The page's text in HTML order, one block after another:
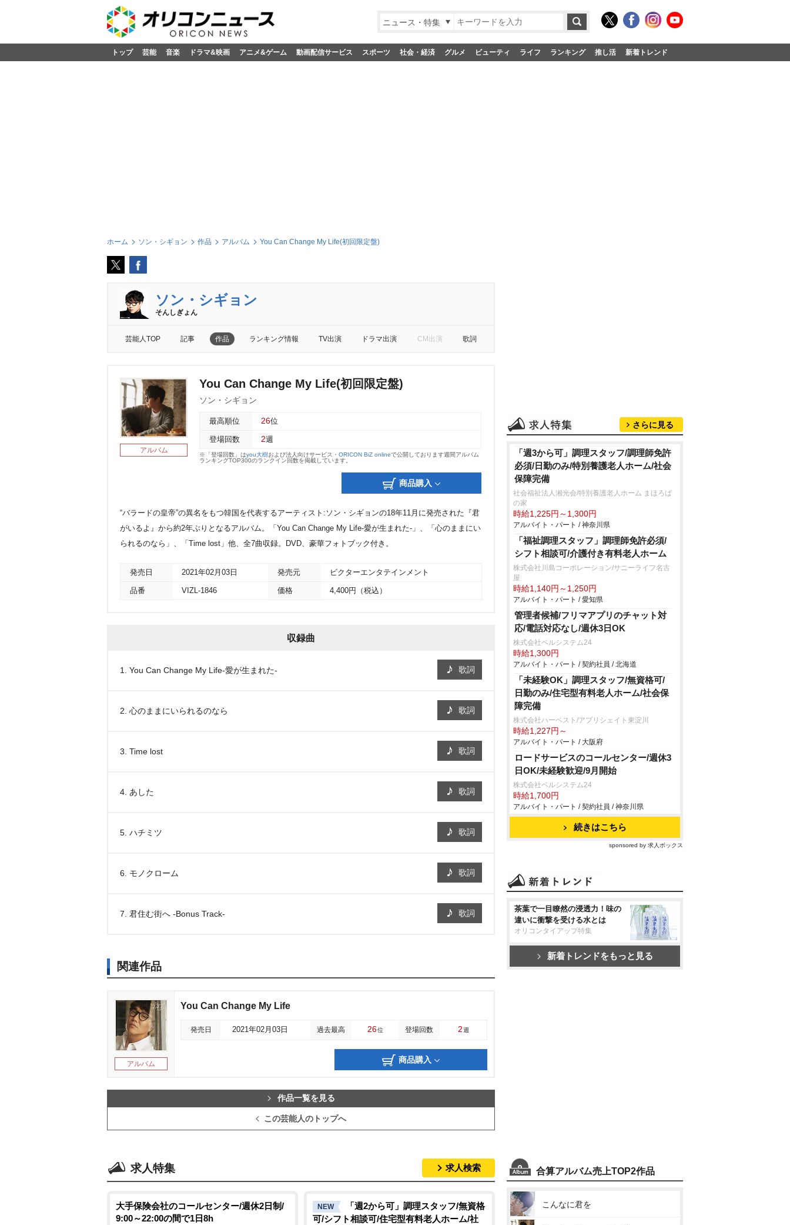
ニュース・特集
トップ 芸能 音楽 ドラマ&映画 アニメ&ゲーム 動画配信サービス スポーツ 社会・経済 グルメ ビューティ ライフ ランキング 推し活 新着トレンド
ホーム ソン・シギョン 作品 アルバム You Can Change My Life(初回限定盤)
ソン・シギョン
そんしぎょん
芸能人TOP 記事 作品 ランキング情報 TV出演 ドラマ出演 CM出演 歌詞
アルバム
You Can Change My Life(初回限定盤)
ソン・シギョン
最高順位 26位
登場回数 2週
※「登場回数」はyou大樹および法人向けサービス・ ORICON BiZ onlineで公開しております週間アルバム
ランキングTOP300のランクイン回数を掲載しています。
商品購入
“バラードの皇帝”の異名をもつ韓国を代表するアーティスト:ソン・シギョンの18年11月に発売された『君
がいるよ』から約2年ぶりとなるアルバム。「You Can Change My Life-愛が生まれた-」、「心のままにい
られるのなら」、「Time lost」他、全7曲収録。DVD、豪華フォトブック付き。
発売日 2021年02月03日 発売元 ビクターエンタテインメント
品番 VIZL-1846 価格 4,400円（税込）
収録曲
1. You Can Change My Life-愛が生まれた- 歌詞
2. 心のままにいられるのなら 歌詞
3. Time lost 歌詞
4. あした 歌詞
5. ハチミツ 歌詞
6. モノクローム 歌詞
7. 君住む街へ -Bonus Track- 歌詞
関連作品
アルバム
You Can Change My Life
発売日 2021年02月03日 過去最高 26位 登場回数 2週
商品購入
作品一覧を見る
この芸能人のトップへ
求人特集 求人検索
大手保険会社のコールセンター/週休2日制/
9:00～22:00の間で1日8h
NEW
「週2から可」調理スタッフ/無資格
可/シフト相談可/住宅型有料老人ホーム/社
さらに見る
「週3から可」調理スタッフ/調理師免許
必須/日勤のみ/特別養護老人ホーム/社会
保障完備
社会福祉法人湘光会/特別養護老人ホーム まほろば
の家
時給1,225円～1,300円
アルバイト・パート / 神奈川県
「福祉調理スタッフ」調理師免許必須/
シフト相談可/介護付き有料老人ホーム
株式会社川島コーポレーション/サニーライフ名古
屋
時給1,140円～1,250円
アルバイト・パート / 愛知県
管理者候補/フリマアプリのチャット対
応/電話対応なし/週休3日OK
株式会社ベルシステム24
時給1,300円
アルバイト・パート / 契約社員 / 北海道
「未経験OK」調理スタッフ/無資格可/
日勤のみ/住宅型有料老人ホーム/社会保
障完備
株式会社ハーベスト/アプリシェイト東淀川
時給1,227円～
アルバイト・パート / 大阪府
ロードサービスのコールセンター/週休3
日OK/未経験歓迎/9月開始
株式会社ベルシステム24
時給1,700円
アルバイト・パート / 契約社員 / 神奈川県
続きはこちら
sponsored by 求人ボックス
茶葉で一目瞭然の浸透力！味の
違いに衝撃を受ける水とは
オリコンタイアップ特集
新着トレンドをもっと見る
合算アルバム売上TOP2作品
こんなに君を